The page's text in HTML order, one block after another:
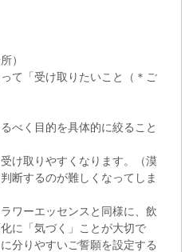
）
て「受け取りたいこと（＊ご
べく目的を具体的に絞ること
け取りやすくなります。（漠
断するのが難しくなってしま
ワーエッセンスと同様に、飲
に「気づく」ことが大切で
分りやすいご誓願を設定する